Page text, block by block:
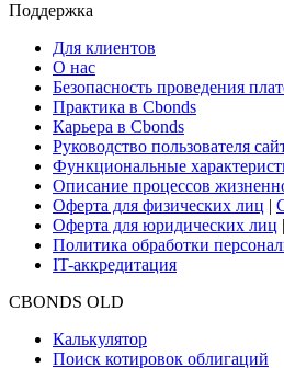
Поддержка
Для клиентов
О нас
Безопасность проведения
Практика в Cbonds
Карьера в Cbonds
Руководство пользователя
Функциональные
Описание процессов
Оферта для физических лиц |
Оферта для юридических лиц |
Политика обработки
IT-аккредитация
CBONDS OLD
Калькулятор
Поиск котировок облигаций